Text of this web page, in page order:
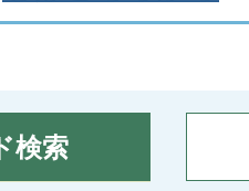
検索